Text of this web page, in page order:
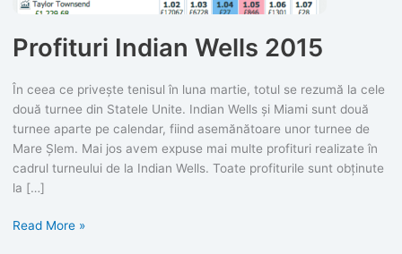
Profituri Indian Wells 2015
În ceea ce privește tenisul în luna martie, totul se rezumă la cele
două turnee din Statele Unite. Indian Wells și Miami sunt două
turnee aparte pe calendar, fiind asemănătoare unor turnee de
Mare Șlem. Mai jos avem expuse mai multe profituri realizate în
cadrul turneului de la Indian Wells. Toate profiturile sunt obținute
la […]
Profituri
Read More »